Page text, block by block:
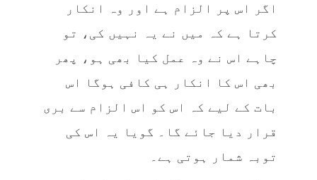
اگر اس پر الزام ہے اور وہ انکار
کرتا ہے کہ میں نے یہ نہیں کی، تو
چاہے اس نے وہ عمل کیا بھی ہو، پھر
بھی اس کا انکار ہی کافی ہوگا اس
بات کے لیے کہ اس کو اس الزام سے بری
قرار دیا جائے گا۔ گویا یہ اس کی
توبہ شمار ہوتی ہے۔